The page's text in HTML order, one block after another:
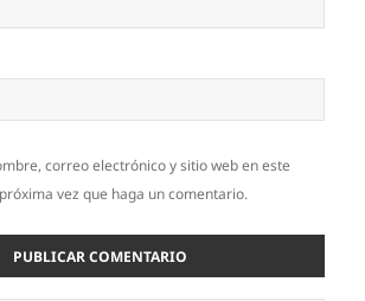
correo electrónico y sitio web en este
vez que haga un comentario.